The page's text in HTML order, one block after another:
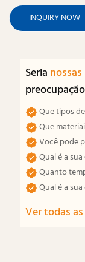
INQUIRY NOW
Seria
Que tipos
Que
Você pode
Qual é a
Quanto
Qual é a
Ver todas